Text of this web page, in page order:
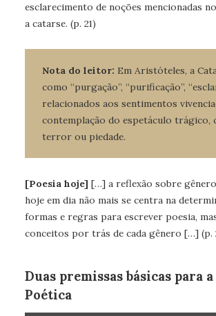
esclarecimento de noções mencionadas
a catarse. (p. 21)
Nota do leitor: Em Aristóteles, a
como “purgação”, “purificação”,
relacionados aos sentimentos
contemplação do espetáculo trágico,
terror ou piedade.
[Poesia hoje] […] a reflexão sobre
hoje em dia não mais se centra na
formas e regras para escrever poesia,
conceitos por trás de cada gênero […] (p.
Duas premissas básicas para
Poética